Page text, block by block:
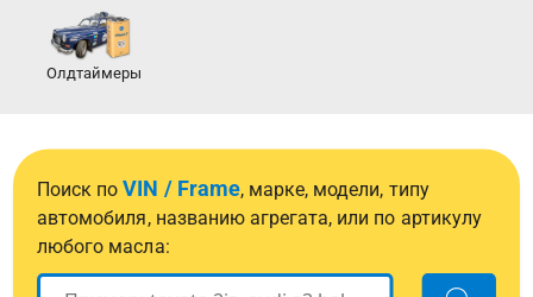
Олдтаймеры
Поиск поVIN / Frame, марке, модели, типу
автомобиля, названию агрегата, или по артикулу
любого масла: